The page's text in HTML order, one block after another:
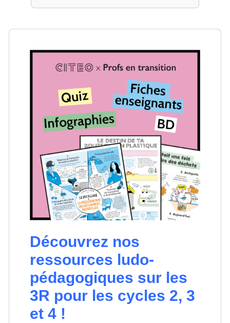
Découvrez nos
ressources ludo-
pédagogiques sur les
3R pour les cycles 2, 3
et 4 !